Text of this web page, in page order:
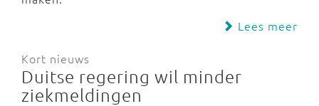
Lees meer
Kort nieuws
Duitse regering wil minder
ziekmeldingen